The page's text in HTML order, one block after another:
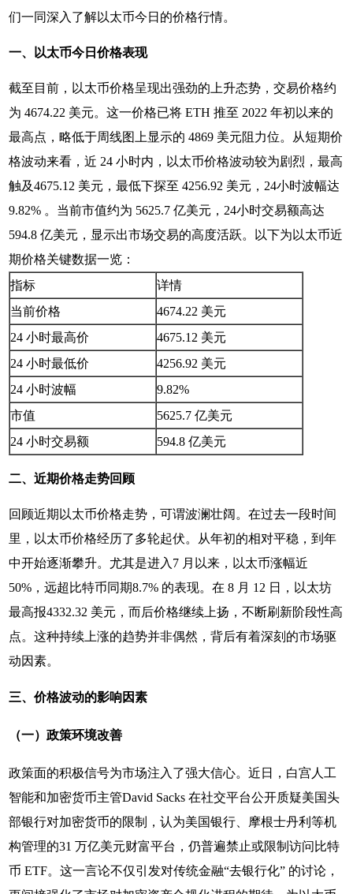
们一同深入了解以太币今日的价格行情。
一、以太币今日价格表现
截至目前，以太币价格呈现出强劲的上升态势，交易价格约
为 4674.22 美元。这一价格已将 ETH 推至 2022 年初以来的
最高点，略低于周线图上显示的 4869 美元阻力位。从短期价
格波动来看，近 24 小时内，以太币价格波动较为剧烈，最高
触及4675.12 美元，最低下探至 4256.92 美元，24小时波幅达
9.82% 。当前市值约为 5625.7 亿美元，24小时交易额高达
594.8 亿美元，显示出市场交易的高度活跃。以下为以太币近
期价格关键数据一览：
指标
详情
当前价格
4674.22 美元
24 小时最高价
4675.12 美元
24 小时最低价
4256.92 美元
24 小时波幅
9.82%
市值
5625.7 亿美元
24 小时交易额
594.8 亿美元
二、近期价格走势回顾
回顾近期以太币价格走势，可谓波澜壮阔。在过去一段时间
里，以太币价格经历了多轮起伏。从年初的相对平稳，到年
中开始逐渐攀升。尤其是进入7 月以来，以太币涨幅近
50%，远超比特币同期8.7% 的表现。在 8 月 12 日，以太坊
最高报4332.32 美元，而后价格继续上扬，不断刷新阶段性高
点。这种持续上涨的趋势并非偶然，背后有着深刻的市场驱
动因素。
三、价格波动的影响因素
（一）政策环境改善
政策面的积极信号为市场注入了强大信心。近日，白宫人工
智能和加密货币主管David Sacks 在社交平台公开质疑美国头
部银行对加密货币的限制，认为美国银行、摩根士丹利等机
构管理的31 万亿美元财富平台，仍普遍禁止或限制访问比特
币 ETF。这一言论不仅引发对传统金融“去银行化” 的讨论，